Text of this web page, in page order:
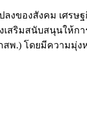
ของสังคม เศรษ
สริมสนับสนุนให้
สพ.) โดยมีความ